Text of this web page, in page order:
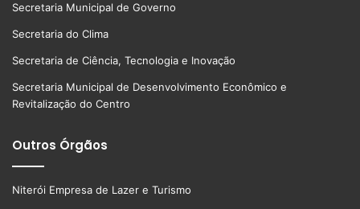
Secretaria Municipal de Governo
Secretaria do Clima
Secretaria de Ciência, Tecnologia e Inovação
Secretaria Municipal de Desenvolvimento Econômico e
Revitalização do Centro
Outros Órgãos
Niterói Empresa de Lazer e Turismo